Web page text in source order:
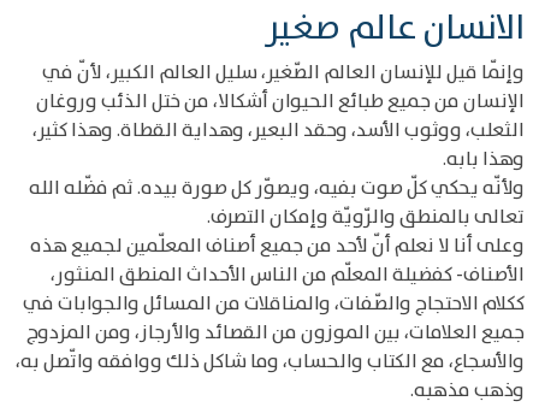
الانسان عالم صغير
وإنّما قيل للإنسان العالم الصّغير، سليل العالم الكبير، لأنّ في
الإنسان من جميع طبائع الحيوان أشكالا، من ختل الذئب وروغان
الثعلب، ووثوب الأسد، وحقد البعير، وهداية القطاة. وهذا كثير،
وهذا بابه.
ولأنّه يحكي كلّ صوت بفيه، ويصوّر كل صورة بيده. ثم فضّله الله
تعالى بالمنطق والرّويّة وإمكان التصرف.
وعلى أنا لا نعلم أنّ لأحد من جميع أصناف المعلّمين لجميع هذه
الأصناف- كفضيلة المعلّم من الناس الأحداث المنطق المنثور،
ككلام الاحتجاج والصّفات، والمناقلات من المسائل والجوابات في
جميع العلامات، بين الموزون من القصائد والأرجاز، ومن المزدوج
والأسجاع، مع الكتاب والحساب، وما شاكل ذلك ووافقه واتّصل به،
وذهب مذهبه.